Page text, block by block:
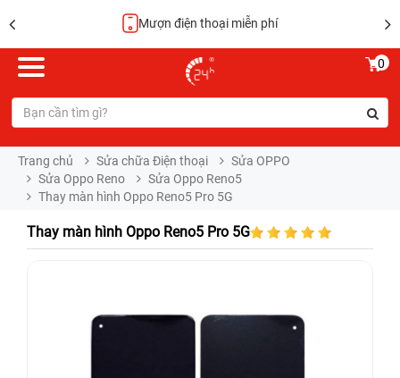
Mượn điện thoại miễn phí
0
Trang chủ Sửa chữa Điện thoại
Sửa OPPO
Sửa Oppo Reno
Sửa Oppo Reno5
Thay màn hình Oppo Reno5 Pro 5G
Thay màn hình Oppo Reno5 Pro 5G